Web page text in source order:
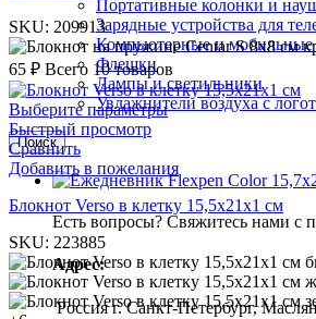
Портативные колонки и
Зарядные устройства для
Компьютерные и мобильные
Флешки
Лампы и светильники
Увлажнители воздуха с
Поиск
Есть вопросы? Свяжитесь нами с
Адрес:
Россия г. Санкт-Петербург,
SKU: 209913
65 ₽ Всего 10 товаров
Выберите параметры
Быстрый просмотр
Сравнить
Добавить в пожелания
Блокнот Verso в клетку 15,5х21х1 см
SKU: 223885